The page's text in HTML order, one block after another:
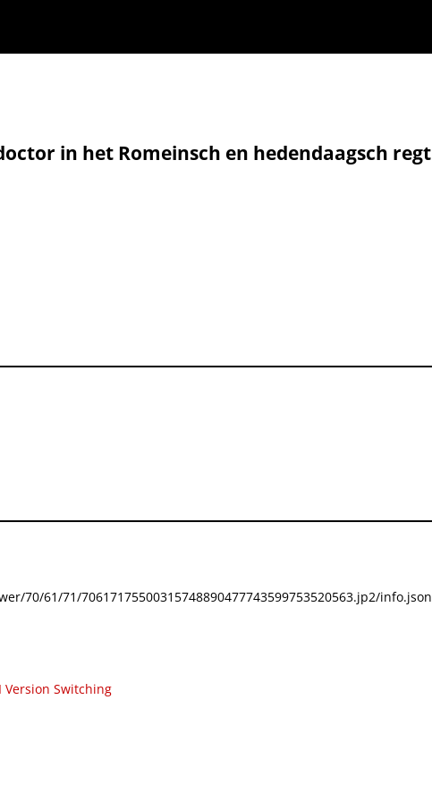
in het Romeinsch en hedendaagsch regt
70/61/71/70617175500315748890477743599753520563.jp2/info.json
Version Switching